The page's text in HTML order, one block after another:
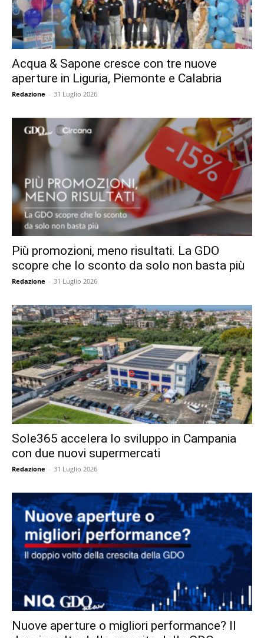
Acqua & Sapone cresce con tre nuove
aperture in Liguria, Piemonte e Calabria
Redazione - 31 Luglio 2026
Più promozioni, meno risultati. La GDO
scopre che lo sconto da solo non basta più
Redazione - 31 Luglio 2026
Sole365 accelera lo sviluppo in Campania
con due nuovi supermercati
Redazione - 31 Luglio 2026
Nuove aperture o migliori performance? Il